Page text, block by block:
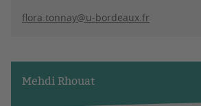
flora.tonnay@u-bordeaux.fr
Mehdi Rhouat